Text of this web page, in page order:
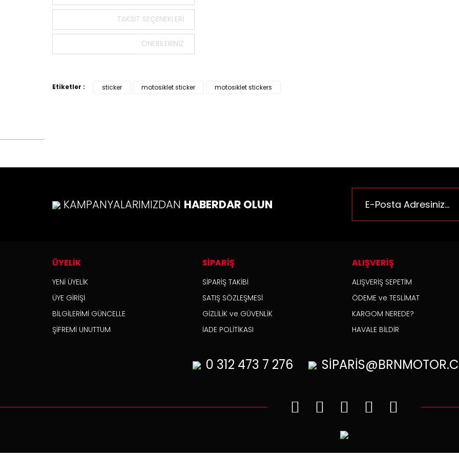
TAKSIT SEÇENEKLERI
ÖNERILERINIZ
Etiketler : sticker motosiklet sticker motosiklet stickers
KAMPANYALARIMIZDAN HABERDAR OLUN
ÜYELİK
YENİ ÜYELİK
ÜYE GİRİŞİ
BİLGİLERİMİ GÜNCELLE
ŞİFREMİ UNUTTUM
SİPARİŞ
SİPARİŞ TAKİBİ
SATIŞ SÖZLEŞMESİ
GİZLİLİK ve GÜVENLİK
İADE POLİTİKASI
ALIŞVERİŞ
ALIŞVERİŞ SEPETİM
ÖDEME ve TESLİMAT
KARGOM NEREDE?
HAVALE BİLDİR
0 312 473 7 276